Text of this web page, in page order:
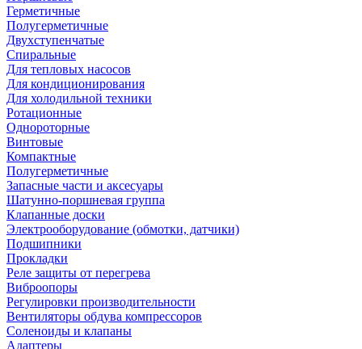
Герметичные
Полугерметичные
Двухступенчатые
Спиральные
Для тепловых насосов
Для кондиционирования
Для холодильной техники
Ротационные
Однороторные
Винтовые
Компактные
Полугерметичные
Запасные части и аксесуары
Шатунно-поршневая группа
Клапанные доски
Электрооборудование (обмотки, датчики)
Подшипники
Прокладки
Реле защиты от перегрева
Виброопоры
Регулировки производительности
Вентиляторы обдува компрессоров
Соленоиды и клапаны
Адаптеры